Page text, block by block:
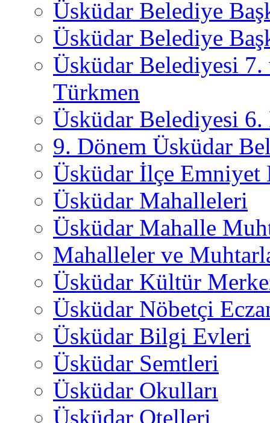
Üsküdar Belediye
Üsküdar Belediye
Üsküdar Belediyesi
Türkmen
Üsküdar Belediyesi 6.
9. Dönem Üsküdar
Üsküdar İlçe
Üsküdar Mahalleleri
Üsküdar Mahalle
Mahalleler ve
Üsküdar Kültür
Üsküdar Nöbetçi
Üsküdar Bilgi Evleri
Üsküdar Semtleri
Üsküdar Okulları
Üsküdar Otelleri